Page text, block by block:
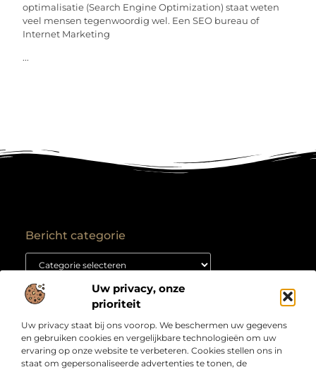
Uw privacy, onze
prioriteit
Uw privacy staat bij ons voorop. We beschermen uw gegevens
en gebruiken cookies en vergelijkbare technologieën om uw
ervaring op onze website te verbeteren. Cookies stellen ons in
staat om gepersonaliseerde advertenties te tonen, de
optimalisatie (Search Engine Optimization) staat weten
veel mensen tegenwoordig wel. Een SEO bureau of
Internet Marketing
...
Over
Bedrijf
“Jouw bron voor slimme inzichten en creatieve
inspiratie”
Onze informatie
Bericht categorie